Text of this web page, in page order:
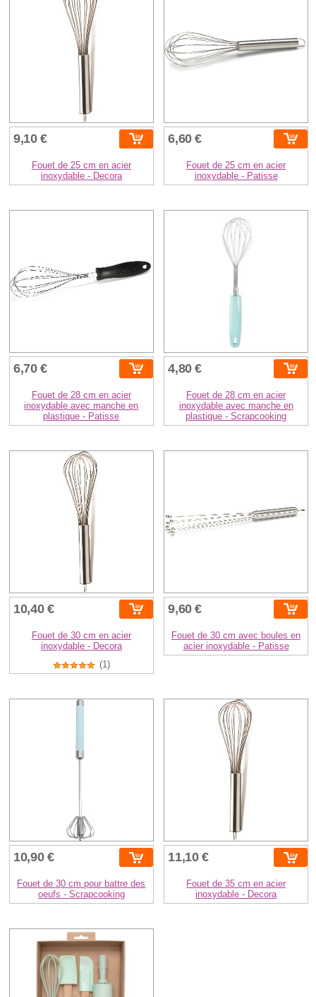
9,10 €
Fouet de 25 cm en acier
inoxydable - Decora
6,60 €
Fouet de 25 cm en acier
inoxydable - Patisse
6,70 €
Fouet de 28 cm en acier
inoxydable avec manche en
plastique - Patisse
4,80 €
Fouet de 28 cm en acier
inoxydable avec manche en
plastique - Scrapcooking
10,40 €
Fouet de 30 cm en acier
inoxydable - Decora
(1)
9,60 €
Fouet de 30 cm avec boules en
acier inoxydable - Patisse
10,90 €
Fouet de 30 cm pour battre des
oeufs - Scrapcooking
11,10 €
Fouet de 35 cm en acier
inoxydable - Decora